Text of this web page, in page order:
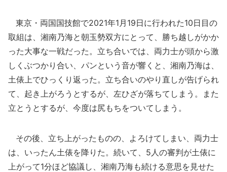
東京・両国国技館で2021年1月19日に行われた10日目の
取組は、湘南乃海と朝玉勢双方にとって、勝ち越しがかか
った大事な一戦だった。立ち合いでは、両力士が頭から激
しくぶつかり合い、パンという音が響くと、湘南乃海は、
土俵上でひっくり返った。立ち合いのやり直しが告げられ
て、起き上がろうとするが、左ひざが落ちてしまう。また
立とうとするが、今度は尻もちをついてしまう。
その後、立ち上がったものの、よろけてしまい、両力士
は、いったん土俵を降りた。続いて、5人の審判が土俵に
上がって1分ほど協議し、湘南乃海も続ける意思を見せた